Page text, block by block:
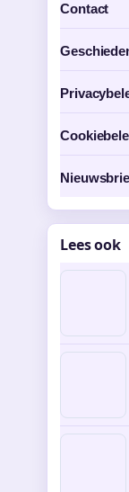
Contact
Lees ook